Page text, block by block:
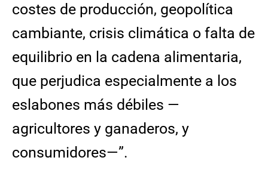
costes de producción, geopolítica
cambiante, crisis climática o falta de
equilibrio en la cadena alimentaria,
que perjudica especialmente a los
eslabones más débiles —
agricultores y ganaderos, y
consumidores—”.